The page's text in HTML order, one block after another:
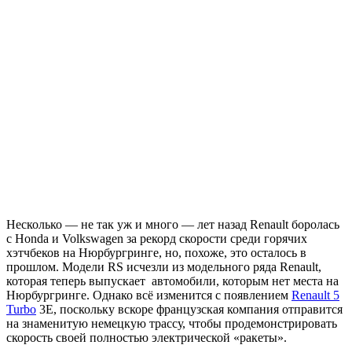
Несколько — не так уж и много — лет назад Renault боролась
с Honda и Volkswagen за рекорд скорости среди горячих
хэтчбеков на Нюрбургринге, но, похоже, это осталось в
прошлом. Модели RS исчезли из модельного ряда Renault,
которая теперь выпускает автомобили, которым нет места на
Нюрбургринге. Однако всё изменится с появлением Renault 5
Turbo 3E, поскольку вскоре французская компания отправится
на знаменитую немецкую трассу, чтобы продемонстрировать
скорость своей полностью электрической «ракеты».